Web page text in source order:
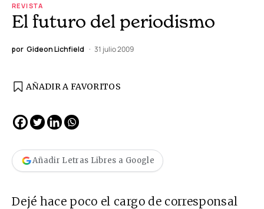
REVISTA
El futuro del periodismo
por Gideon Lichfield 31 julio 2009
AÑADIR A FAVORITOS
Añadir Letras Libres a Google
Dejé hace poco el cargo de corresponsal